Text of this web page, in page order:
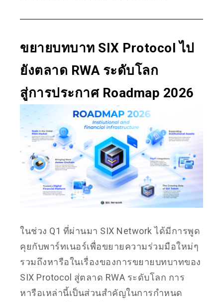
ขยายบทบาท SIX Protocol ไป
ยังตลาด RWA ระดับโลก
สู่การประกาศ Roadmap 2026
ในช่วง Q1 ที่ผ่านมา SIX Network ได้มีการพูด
คุยกับพาร์ทเนอร์เพื่อขยายความร่วมมือใหม่ๆ
รวมถึงหารือในเรื่องของการขยายบทบาทของ
SIX Protocol สู่ตลาด RWA ระดับโลก การ
หารือเหล่านี้เป็นส่วนสำคัญในการกำหนด